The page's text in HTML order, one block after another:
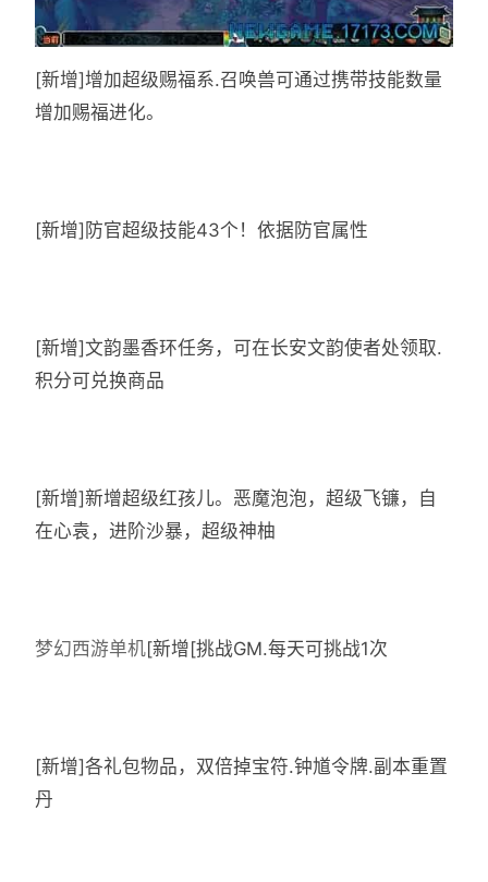
[新增]增加超级赐福系.召唤兽可通过携带技能数量
增加赐福进化。
[新增]防官超级技能43个！依据防官属性
[新增]文韵墨香环任务，可在长安文韵使者处领取.
积分可兑换商品
[新增]新增超级红孩儿。恶魔泡泡，超级飞镰，自
在心袁，进阶沙暴，超级神柚
梦幻西游单机[新增[挑战GM.每天可挑战1次
[新增]各礼包物品，双倍掉宝符.钟馗令牌.副本重置
丹